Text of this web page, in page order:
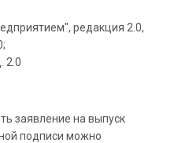
редакция 2.0,
2.0
заявление на выпуск
подписи можно